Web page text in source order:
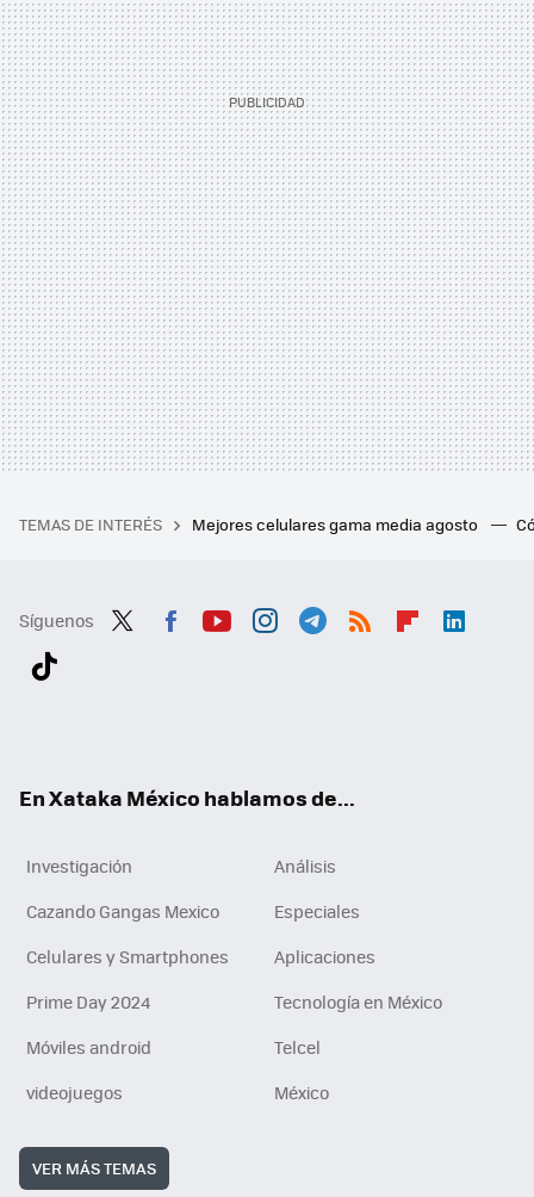
TEMAS DE INTERÉS Mejores celulares gama media agosto
Síguenos
En Xataka México hablamos de...
Investigación
Análisis
Cazando Gangas Mexico
Especiales
Celulares y Smartphones
Aplicaciones
Prime Day 2024
Tecnología en México
Móviles android
Telcel
videojuegos
México
VER MÁS TEMAS